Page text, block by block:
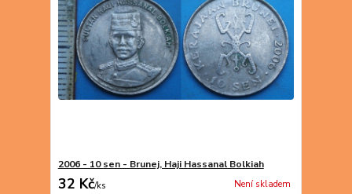
2006 - 10 sen - Brunej, Haji Hassanal Bolkiah
32 Kč/ks Není skladem